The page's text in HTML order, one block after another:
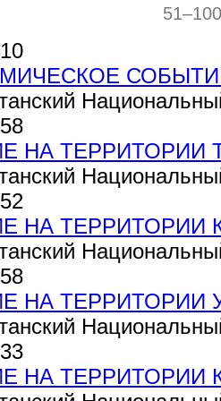
51–100
НА ТЕРРИТОРИИ
НА ТЕРРИТОРИИ
НА ТЕРРИТОРИИ
НА ТЕРРИТОРИИ